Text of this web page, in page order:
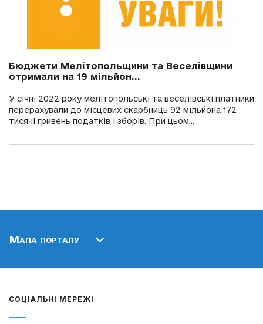
Бюджети Мелітопольщини та Веселівщини
отримали на 19 мільйон...
У січні 2022 року мелітопольські та веселівські платники
перерахували до місцевих скарбниць 92 мільйона 172
тисячі гривень податків і зборів. При цьом...
Мапа порталу
СОЦІАЛЬНІ МЕРЕЖІ